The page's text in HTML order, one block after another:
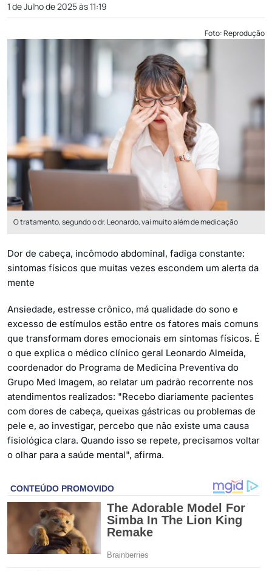
1 de Julho de 2025 às 11:19
Foto: Reprodução
O tratamento, segundo o dr. Leonardo, vai muito além de medicação
Dor de cabeça, incômodo abdominal, fadiga constante:
sintomas físicos que muitas vezes escondem um alerta da
mente
Ansiedade, estresse crônico, má qualidade do sono e
excesso de estímulos estão entre os fatores mais comuns
que transformam dores emocionais em sintomas físicos. É
o que explica o médico clínico geral Leonardo Almeida,
coordenador do Programa de Medicina Preventiva do
Grupo Med Imagem, ao relatar um padrão recorrente nos
atendimentos realizados: "Recebo diariamente pacientes
com dores de cabeça, queixas gástricas ou problemas de
pele e, ao investigar, percebo que não existe uma causa
fisiológica clara. Quando isso se repete, precisamos voltar
o olhar para a saúde mental", afirma.